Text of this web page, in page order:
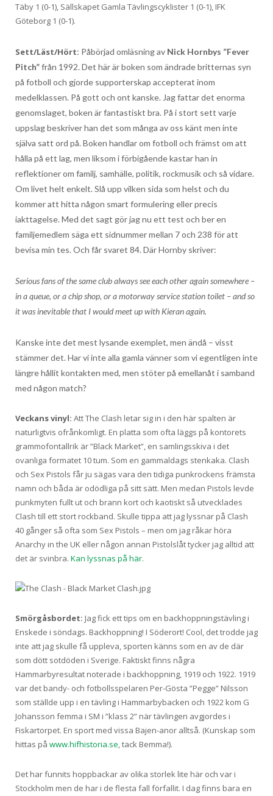
Täby 1 (0-1), Sällskapet Gamla Tävlingscyklister 1 (0-1), IFK
Göteborg 1 (0-1).
Sett/Läst/Hört: Påbörjad omläsning av Nick Hornbys ”Fever
Pitch”från 1992. Det här är boken som ändrade britternas syn
på fotboll och gjorde supporterskap accepterat inom
medelklassen. På gott och ont kanske. Jag fattar det enorma
genomslaget, boken är fantastiskt bra. På i stort sett varje
uppslag beskriver han det som många av oss känt men inte
själva satt ord på. Boken handlar om fotboll och främst om att
hålla på ett lag, men liksom i förbigående kastar han in
reflektioner om familj, samhälle, politik, rockmusik och så vidare.
Om livet helt enkelt. Slå upp vilken sida som helst och du
kommer att hitta någon smart formulering eller precis
iakttagelse. Med det sagt gör jag nu ett test och ber en
familjemedlem säga ett sidnummer mellan 7 och 238 för att
bevisa min tes. Och får svaret 84. Där Hornby skriver:
Serious fans of the same club always see each other again somewhere –
in a queue, or a chip shop, or a motorway service station toilet – and so
it was inevitable that I would meet up with Kieran again.
Kanske inte det mest lysande exemplet, men ändå – visst
stämmer det. Har vi inte alla gamla vänner som vi egentligen inte
längre hållit kontakten med, men stöter på emellanåt i samband
med någon match?
Veckans vinyl: Att The Clash letar sig in i den här spalten är
naturligtvis ofrånkomligt. En platta som ofta läggs på kontorets
grammofontallrik är ”Black Market”, en samlingsskiva i det
ovanliga formatet 10 tum. Som en gammaldags stenkaka. Clash
och Sex Pistols får ju sägas vara den tidiga punkrockens främsta
namn och båda är odödliga på sitt sätt. Men medan Pistols levde
punkmyten fullt ut och brann kort och kaotiskt så utvecklades
Clash till ett stort rockband. Skulle tippa att jag lyssnar på Clash
40 gånger så ofta som Sex Pistols – men om jag råkar höra
Anarchy in the UK eller någon annan Pistolslåt tycker jag alltid att
det är svinbra. Kan lyssnas på här.
Smörgåsbordet: Jag fick ett tips om en backhoppningstävling i
Enskede i söndags. Backhoppning! I Söderort! Cool, det trodde jag
inte att jag skulle få uppleva, sporten känns som en av de där
som dött sotdöden i Sverige. Faktiskt finns några
Hammarbyresultat noterade i backhoppning, 1919 och 1922. 1919
var det bandy- och fotbollsspelaren Per-Gösta ”Pegge” Nilsson
som ställde upp i en tävling i Hammarbybacken och 1922 kom G
Johansson femma i SM i ”klass 2” när tävlingen avgjordes i
Fiskartorpet. En sport med vissa Bajen-anor alltså. (Kunskap som
hittas på www.hifhistoria.se , tack Bemma!).
Det har funnits hoppbackar av olika storlek lite här och var i
Stockholm men de har i de flesta fall förfallit. I dag finns bara en